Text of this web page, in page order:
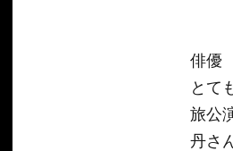
俳優
とて
旅公
丹さ